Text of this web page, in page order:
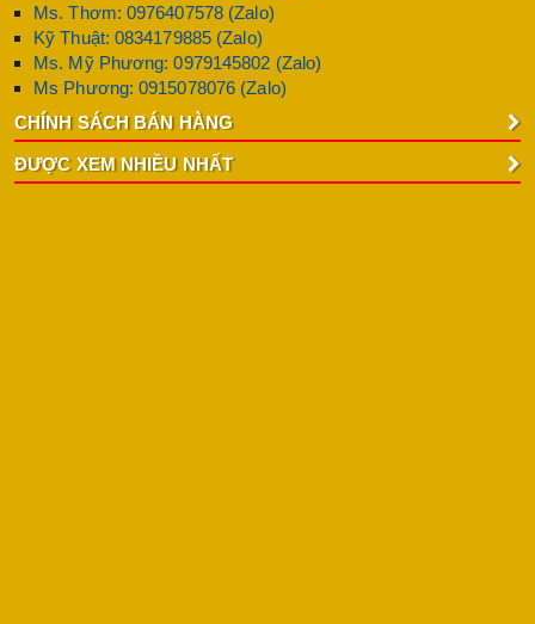
Ms. Thơm: 0976407578 (Zalo)
Kỹ Thuật: 0834179885 (Zalo)
Ms. Mỹ Phương: 0979145802 (Zalo)
Ms Phương: 0915078076 (Zalo)
CHÍNH SÁCH BÁN HÀNG
ĐƯỢC XEM NHIỀU NHẤT